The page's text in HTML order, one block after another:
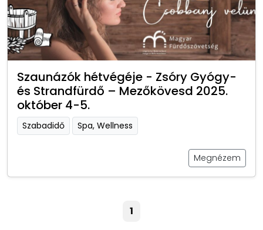
Szaunázók hétvégéje - Zsóry Gyógy-
és Strandfürdő – Mezőkövesd 2025.
október 4-5.
Szabadidő Spa, Wellness
Megnézem
1